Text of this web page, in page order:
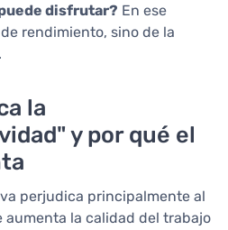
disfrutar? En ese
rendimiento, sino de la
la
y por qué el
perjudica principalmente al
aumenta la calidad del trabajo